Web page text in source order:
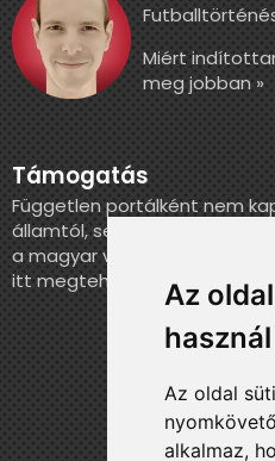
Az
használ
Az oldal
alkalmaz,
Miért
meg jobban »
Támogatás
Független portálként nem
államtól, sem más
a magyar válogatott
itt megteheted.